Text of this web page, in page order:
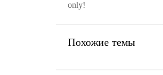
only!
Похожие темы